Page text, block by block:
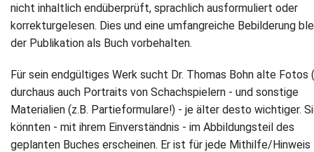
nicht inhaltlich endüberprüft, sprachlich ausformuliert oder
korrekturgelesen. Dies und eine umfangreiche Bebilderung
der Publikation als Buch vorbehalten.
Für sein endgültiges Werk sucht Dr. Thomas Bohn alte Fotos
durchaus auch Portraits von Schachspielern - und sonstige
Materialien (z.B. Partieformulare!) - je älter desto wichtiger.
könnten - mit ihrem Einverständnis - im Abbildungsteil des
geplanten Buches erscheinen. Er ist für jede Mithilfe/Hinweis